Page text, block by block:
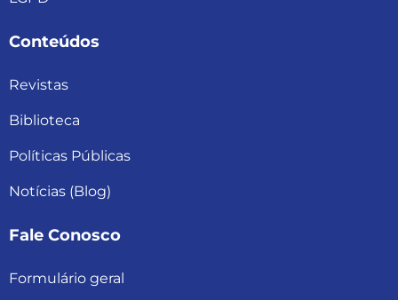
Conteúdos
Revistas
Biblioteca
Políticas Públicas
Notícias (Blog)
Fale Conosco
Formulário geral